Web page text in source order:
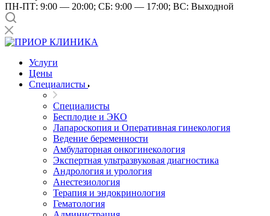
ПН-ПТ: 9:00 — 20:00; СБ: 9:00 — 17:00; ВС: Выходной
Услуги
Цены
Специалисты
Специалисты
Бесплодие и ЭКО
Лапароскопия и Оперативная гинекология
Ведение беременности
Амбулаторная онкогинекология
Экспертная ультразвуковая диагностика
Андрология и урология
Анестезиология
Терапия и эндокринология
Гематология